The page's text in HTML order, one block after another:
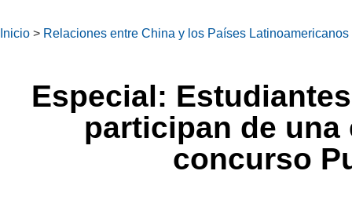
Inicio > Relaciones entre China y los Países
Especial:
participan de
concurso